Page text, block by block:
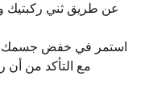
عن طريق ثني ركبتيك
استمر في خفض جسمك
مع التأكد من أن